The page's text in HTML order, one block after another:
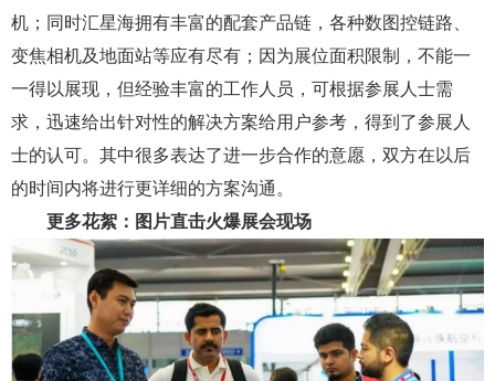
机；同时汇星海拥有丰富的配套产品链，各种数图控链路、
变焦相机及地面站等应有尽有；因为展位面积限制，不能一
一得以展现，但经验丰富的工作人员，可根据参展人士需
求，迅速给出针对性的解决方案给用户参考，得到了参展人
士的认可。其中很多表达了进一步合作的意愿，双方在以后
的时间内将进行更详细的方案沟通。
更多花絮：图片直击火爆展会现场